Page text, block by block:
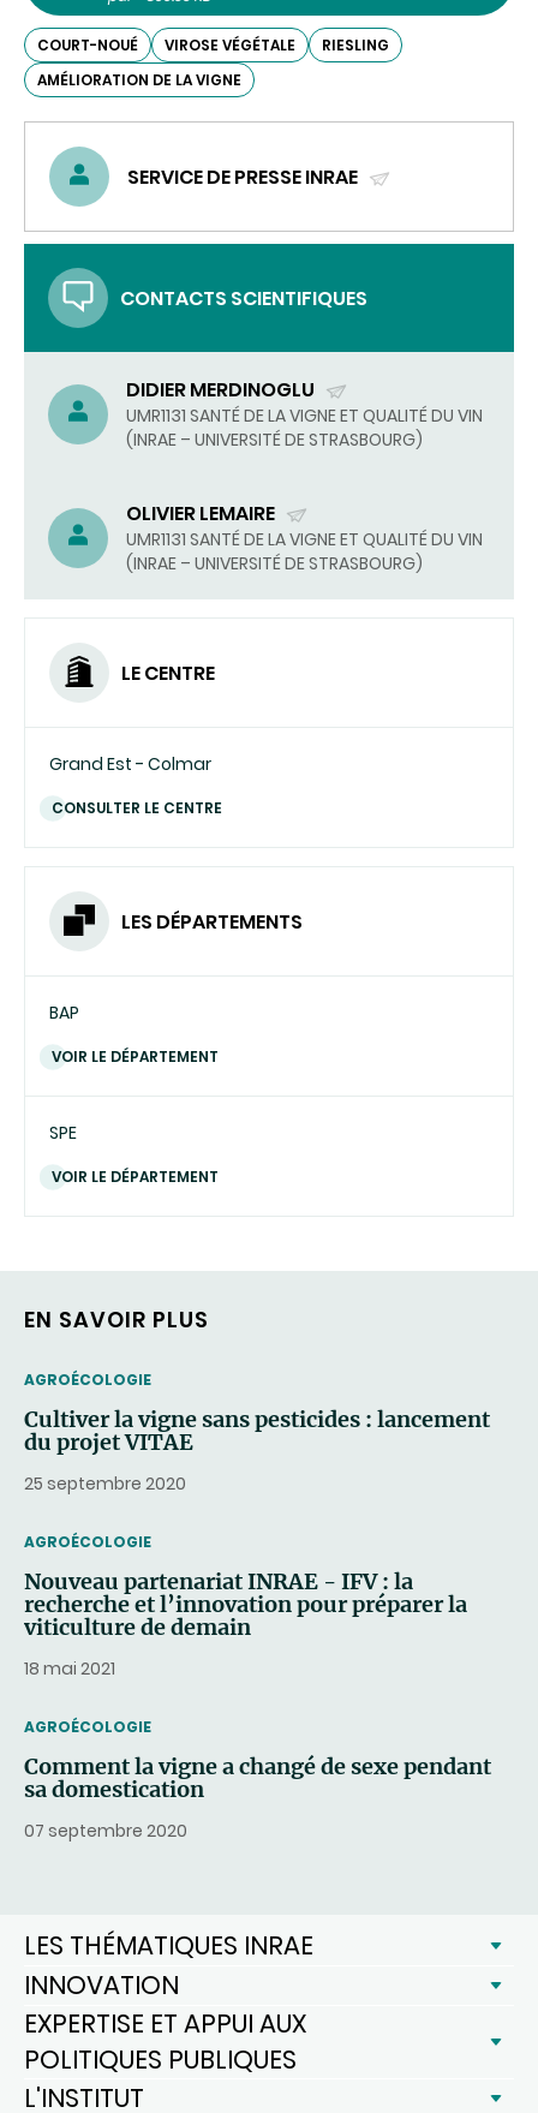
COURT-NOUÉ VIROSE VÉGÉTALE
RIESLING
AMÉLIORATION DE LA VIGNE
SERVICE DE PRESSE INRAE
UN
CONTACTS SCIENTIFIQUES
DIDIER MERDINOGLU
(ENVOYER
UN
UMR1131 SANTÉ DE LA VIGNE ET QUALITÉ DU VIN
(INRAE – UNIVERSITÉ DE STRASBOURG)
OLIVIER LEMAIRE
(ENVOYER
UN
COURRIEL)
UMR1131 SANTÉ DE LA VIGNE ET QUALITÉ DU VIN
(INRAE – UNIVERSITÉ DE STRASBOURG)
LE CENTRE
Grand Est - Colmar
CONSULTER LE CENTRE
LES DÉPARTEMENTS
BAP
VOIR LE DÉPARTEMENT
SPE
VOIR LE DÉPARTEMENT
EN SAVOIR PLUS
THEMATIC
AGROÉCOLOGIE
Cultiver la vigne sans pesticides : lancement
du projet VITAE
25 septembre 2020
THEMATIC
AGROÉCOLOGIE
Nouveau partenariat INRAE - IFV : la
recherche et l’innovation pour préparer la
viticulture de demain
18 mai 2021
THEMATIC
AGROÉCOLOGIE
Comment la vigne a changé de sexe pendant
sa domestication
07 septembre 2020
LES THÉMATIQUES INRAE
INNOVATION
EXPERTISE ET APPUI AUX
POLITIQUES PUBLIQUES
L'INSTITUT